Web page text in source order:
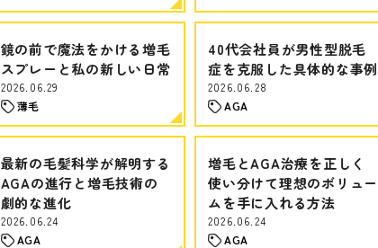
鏡の前で魔法をかける増毛
スプレーと私の新しい日常
2026.06.29
薄毛
40代会社員が男性型脱毛
症を克服した具体的な事例
2026.06.28
AGA
最新の毛髪科学が解明する
AGAの進行と増毛技術の
劇的な進化
2026.06.24
AGA
増毛とAGA治療を正しく
使い分けて理想のボリュー
ムを手に入れる方法
2026.06.24
AGA